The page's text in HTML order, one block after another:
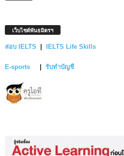
เว็บไซต์พันธมิตรฯ
สอบ IELTS | IELTS Life Skills
E-sports | รับทำบัญชี